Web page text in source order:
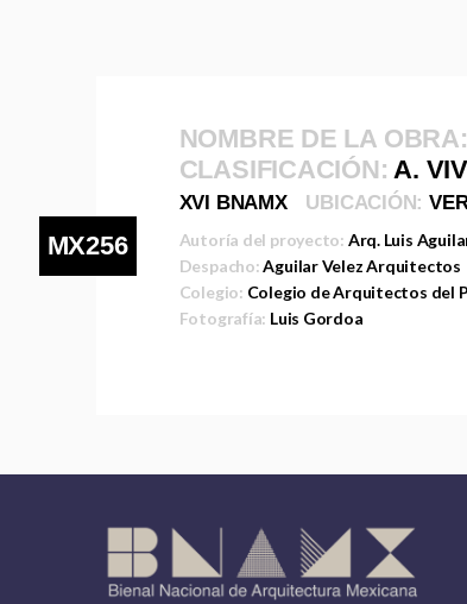
MX256
NOMBRE DE LA OBRA:
CLASIFICACIÓN:A.
XVI BNAMX UBICACIÓN:
Autoría del proyecto: Arq. Luis
Despacho:Aguilar Velez Arquitectos
Colegio: Colegio de Arquitectos del
Fotografía: Luis Gordoa